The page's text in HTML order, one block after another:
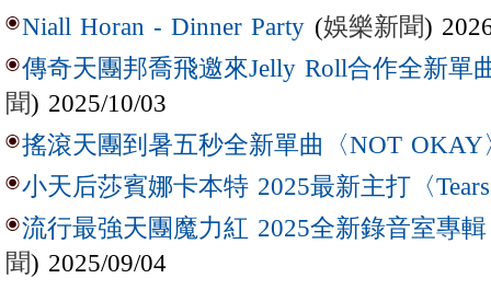
Niall Horan - Dinner Party (娛樂新聞)
傳奇天團邦喬飛邀來Jelly Roll合作全新單
聞) 2025/10/03
搖滾天團到暑五秒全新單曲〈NOT OKAY
小天后莎賓娜卡本特 2025最新主打〈
流行最強天團魔力紅 2025全新錄音室專
聞) 2025/09/04